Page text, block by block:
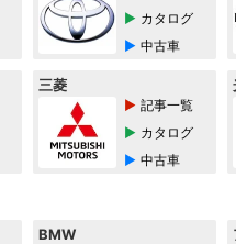
カタログ
中古車
三菱
記事一覧
カタログ
中古車
BMW